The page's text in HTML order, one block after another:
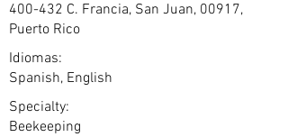
400-432 C. Francia, San Juan, 00917,
Puerto Rico
Idiomas:
Spanish, English
Specialty:
Beekeeping